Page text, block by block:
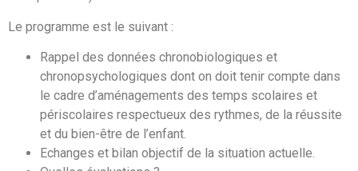
Le programme est le suivant :
Rappel des données chronobiologiques et
chronopsychologiques dont on doit tenir compte dans
le cadre d’aménagements des temps scolaires et
périscolaires respectueux des rythmes, de la réussite
et du bien-être de l’enfant.
Echanges et bilan objectif de la situation actuelle.